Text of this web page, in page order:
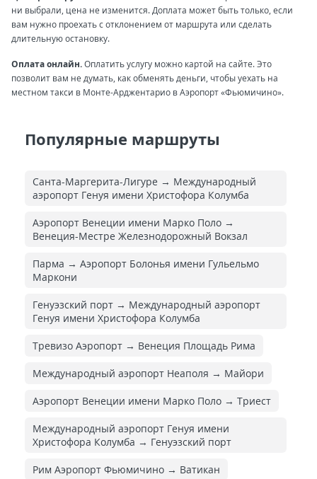
ни выбрали, цена не изменится. Доплата может быть только, если
вам нужно проехать с отклонением от маршрута или сделать
длительную остановку.
Оплата онлайн.Оплатить услугу можно картой на сайте. Это
позволит вам не думать, как обменять деньги, чтобы уехать на
местном такси в Монте-Арджентарио в Аэропорт «Фьюмичино».
Популярные маршруты
Санта-Маргерита-Лигуре → Международный
аэропорт Генуя имени Христофора Колумба
Аэропорт Венеции имени Марко Поло →
Венеция-Местре Железнодорожный Вокзал
Парма → Аэропорт Болонья имени Гульельмо
Маркони
Генуэзский порт → Международный аэропорт
Генуя имени Христофора Колумба
Тревизо Аэропорт → Венеция Площадь Рима
Международный аэропорт Неаполя → Майори
Аэропорт Венеции имени Марко Поло → Триест
Международный аэропорт Генуя имени
Христофора Колумба → Генуэзский порт
Рим Аэропорт Фьюмичино → Ватикан